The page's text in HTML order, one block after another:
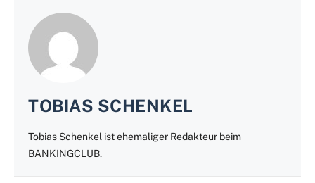
TOBIAS SCHENKEL
Tobias Schenkel ist ehemaliger Redakteur beim
BANKINGCLUB.